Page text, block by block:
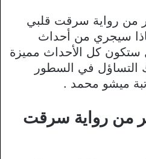
من رواية سرقت قلبي
سيجري من أحداث
ستكون كل الأحداث مميزة
التساؤل في السطور
ميشو محمد .
من رواية سرقت